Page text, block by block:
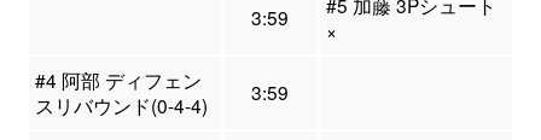
3:59
×
#4 阿部 ディフェン
スリバウンド(0-4-4)
3:59